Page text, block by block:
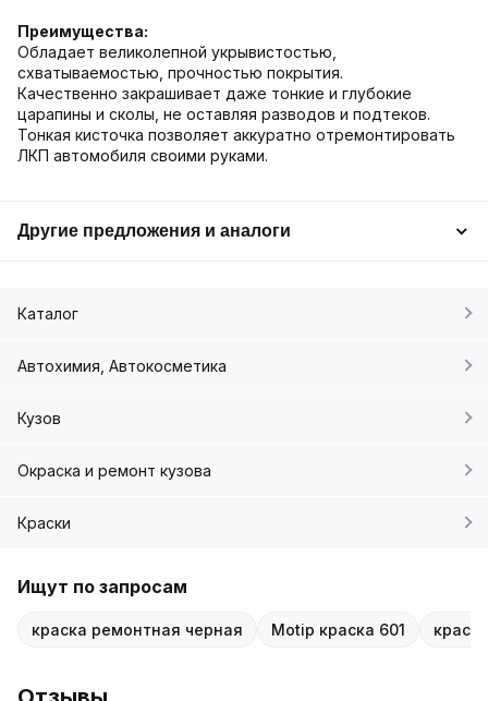
Преимущества:
Обладает великолепной укрывистостью,
схватываемостью, прочностью покрытия.
Качественно закрашивает даже тонкие и глубокие
царапины и сколы, не оставляя разводов и подтеков.
Тонкая кисточка позволяет аккуратно отремонтировать
ЛКП автомобиля своими руками.
Другие предложения и аналоги
Каталог
Автохимия, Автокосметика
Кузов
Окраска и ремонт кузова
Краски
Ищут по запросам
краска ремонтная черная Motip краска 601